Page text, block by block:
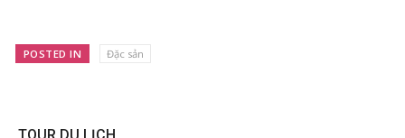
POSTED IN Đặc sản
TOUR DU LỊCH